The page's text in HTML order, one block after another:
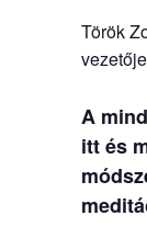
Török
vezetője
A
itt és